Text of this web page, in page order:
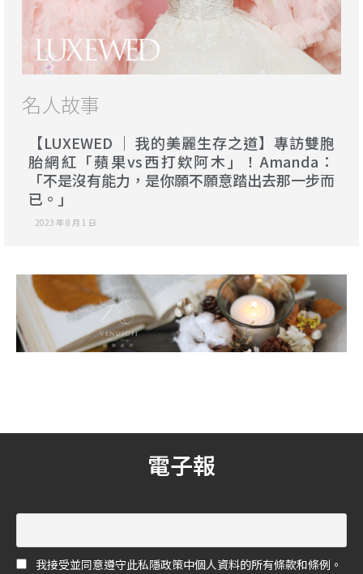
名人故事
【LUXEWED │ 我的美麗生存之道】專訪雙胞
胎網紅「蘋果vs西打欸阿木」！Amanda：
「不是沒有能力，是你願不願意踏出去那一步而
已。」
2023 年 8 月 1 日
電子報
我接受並同意遵守此私隱政策中個人資料的所有條款和條例。